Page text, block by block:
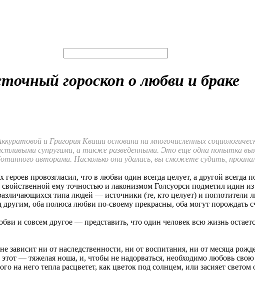
гороскоп о любви и браке
и Григория Кваши основана на многочисленных
супругами, а также разведенными. Это еще одна попытка
авторами. Насколько она удалась, вы сможете судить,
провозгласил, что в любви один всегда целует, а другой всегда
ему точностью и лаконизмом Голсуорси подметил идин
типа людей — источники (те, кто целует) и поглотители
оба полюса любви по-своему прекрасны, оба могут порождать
и совсем другое — представить, что один человек всю жизнь
зависит ни от наследственности, ни от воспитания, ни от месяца
— тяжелая ноша, и, чтобы не надорваться, необходимо любовь
на него тепла расцветет, как цветок под солнцем, или засияет